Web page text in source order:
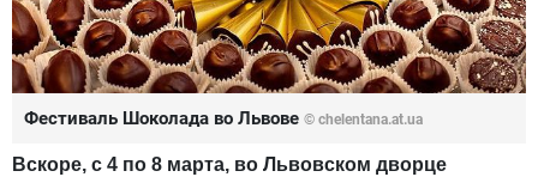
Фестиваль Шоколада во Львове © chelentana.at.ua
Вскоре, с 4 по 8 марта, во Львовском дворце